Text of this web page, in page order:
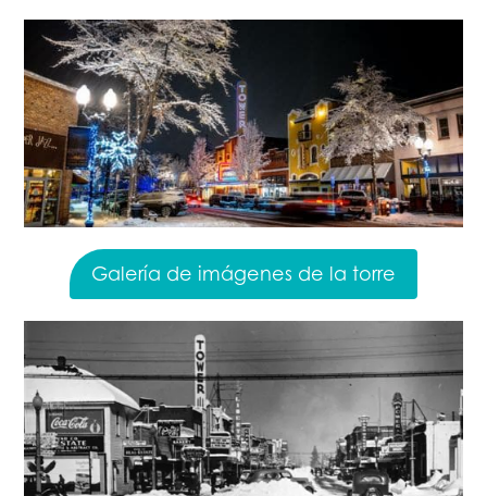
Galería de imágenes de la torre